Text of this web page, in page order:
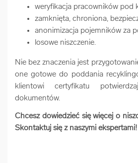
weryfikacja pracowników pod
zamknięta, chroniona,
anonimizacja pojemników za
losowe niszczenie.
Nie bez znaczenia jest
one gotowe do poddania
klientowi certyfikatu
dokumentów.
Chcesz dowiedzieć się więcej o
Skontaktuj się z naszymi ekspertami!